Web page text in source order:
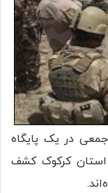
در یک پایگاه
استان کرکوک کشف